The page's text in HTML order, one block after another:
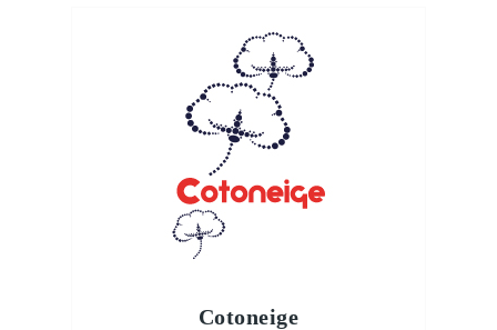
Cotoneige